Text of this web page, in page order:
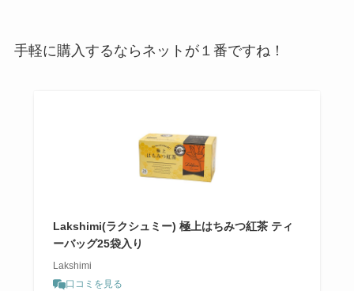
手軽に購入するならネットが１番ですね！
Lakshimi(ラクシュミー) 極上はちみつ紅茶 ティ
ーバッグ25袋入り
Lakshimi
口コミを見る